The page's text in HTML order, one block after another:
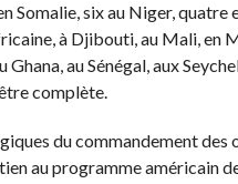
six au Niger, quatre
à Djibouti, au Mali, en
au Sénégal, aux
complète.
du commandement des
au programme américain